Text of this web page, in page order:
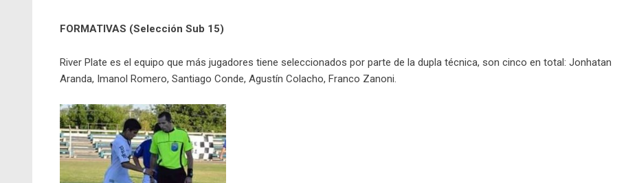
FORMATIVAS (Selección Sub 15)
River Plate es el equipo que más jugadores tiene seleccionados por parte de la dupla técnica, son cinco en total: Jonhatan
Aranda, Imanol Romero, Santiago Conde, Agustín Colacho, Franco Zanoni.